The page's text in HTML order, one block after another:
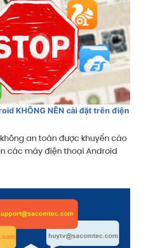
KHÔNG NÊN cài đặt trên điện
an toàn được khuyến cáo
các máy điện thoại Android